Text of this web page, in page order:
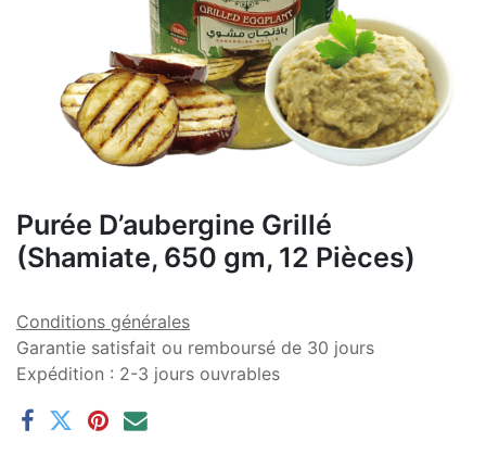
Purée D’aubergine Grillé
(Shamiate, 650 gm, 12 Pièces)
Conditions générales
Garantie satisfait ou remboursé de 30 jours
Expédition : 2-3 jours ouvrables